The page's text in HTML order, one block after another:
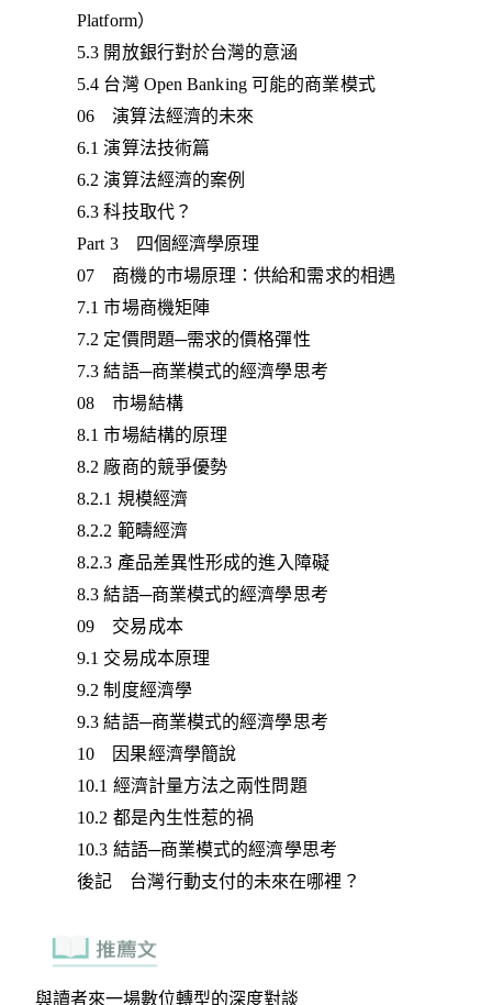
Platform）
5.3 開放銀行對於台灣的意涵
5.4 台灣 Open Banking 可能的商業模式
06 演算法經濟的未來
6.1 演算法技術篇
6.2 演算法經濟的案例
6.3 科技取代？
Part 3 四個經濟學原理
07 商機的市場原理：供給和需求的相遇
7.1 市場商機矩陣
7.2 定價問題─需求的價格彈性
7.3 結語─商業模式的經濟學思考
08 市場結構
8.1 市場結構的原理
8.2 廠商的競爭優勢
8.2.1 規模經濟
8.2.2 範疇經濟
8.2.3 產品差異性形成的進入障礙
8.3 結語─商業模式的經濟學思考
09 交易成本
9.1 交易成本原理
9.2 制度經濟學
9.3 結語─商業模式的經濟學思考
10 因果經濟學簡說
10.1 經濟計量方法之兩性問題
10.2 都是內生性惹的禍
10.3 結語─商業模式的經濟學思考
後記 台灣行動支付的未來在哪裡？